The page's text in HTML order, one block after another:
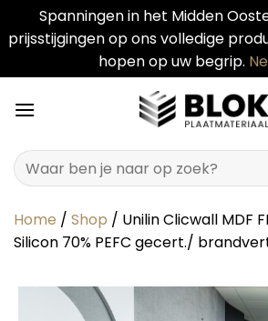
Spanningen in het Midden
prijsstijgingen op ons volledige
hopen op uw begrip.
naar
Zoeken
naar:
Home / Shop / Unilin Clicwall MDF
Silicon 70% PEFC gecert./